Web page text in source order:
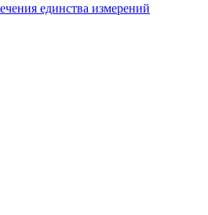
единства измерений